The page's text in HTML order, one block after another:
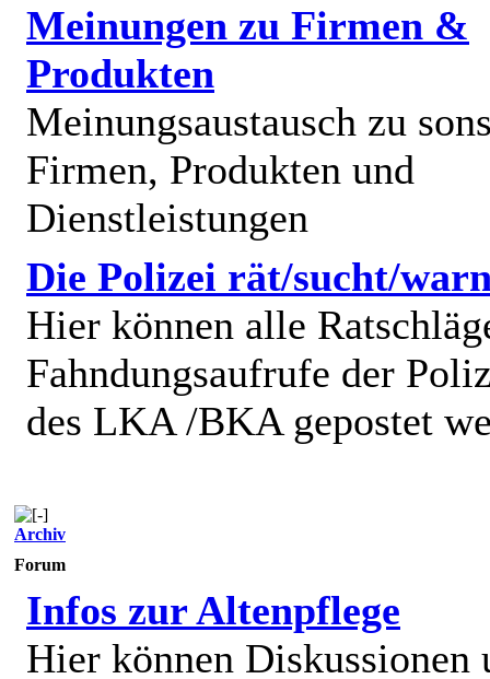
Meinungen zu Firmen &
Produkten
Meinungsaustausch zu
Firmen, Produkten und
Dienstleistungen
Die Polizei rät/sucht/
Hier können alle
Fahndungsaufrufe der
des LKA /BKA gepostet
Archiv
Forum
Infos zur Altenpflege
Hier können Diskussionen